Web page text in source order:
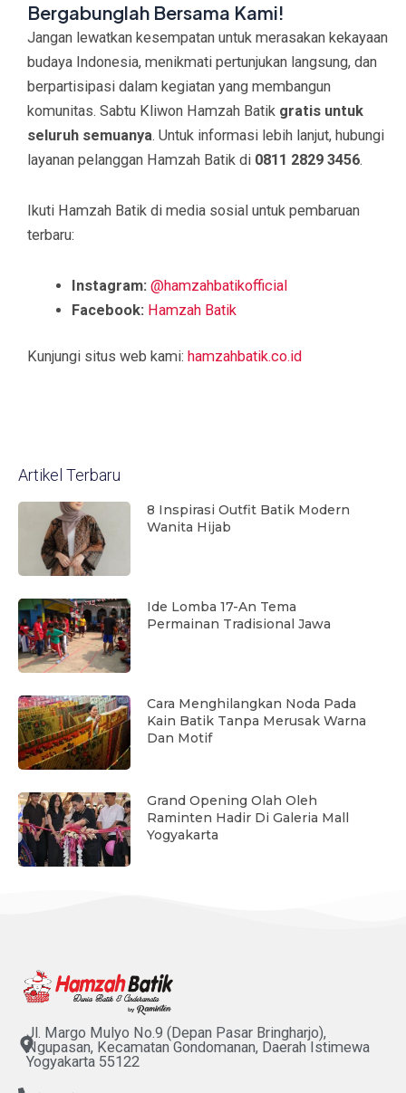
Bergabunglah Bersama Kami!
Jangan lewatkan kesempatan untuk merasakan kekayaan
budaya Indonesia, menikmati pertunjukan langsung, dan
berpartisipasi dalam kegiatan yang membangun
komunitas. Sabtu Kliwon Hamzah Batik gratis untuk
seluruh semuanya. Untuk informasi lebih lanjut, hubungi
layanan pelanggan Hamzah Batik di 0811 2829 3456.
Ikuti Hamzah Batik di media sosial untuk pembaruan
terbaru:
Instagram: @hamzahbatikofficial
Facebook: Hamzah Batik
Kunjungi situs web kami: hamzahbatik.co.id
Artikel Terbaru
8 Inspirasi Outfit Batik Modern
Wanita Hijab
Ide Lomba 17-An Tema
Permainan Tradisional Jawa
Cara Menghilangkan Noda Pada
Kain Batik Tanpa Merusak Warna
Dan Motif
Grand Opening Olah Oleh
Raminten Hadir Di Galeria Mall
Yogyakarta
Jl. Margo Mulyo No.9 (Depan Pasar Bringharjo),
Ngupasan, Kecamatan Gondomanan, Daerah Istimewa
Yogyakarta 55122